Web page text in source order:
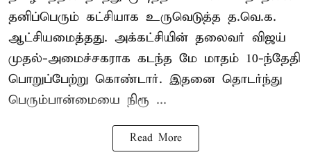
தனிப்பெரும் கட்சியாக உருவெடுத்த த.வெ.க.
ஆட்சியமைத்தது. அக்கட்சியின் தலைவர் விஜய்
முதல்-அமைச்சகராக கடந்த மே மாதம் 10-ந்தேதி
பொறுப்பேற்று கொண்டார். இதனை தொடர்ந்து
பெரும்பான்மையை நிரூ ...
Read More